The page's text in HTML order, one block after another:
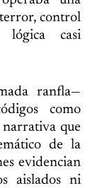
control
casi
ranfla—
como
que
de la
evidencian
aislados ni